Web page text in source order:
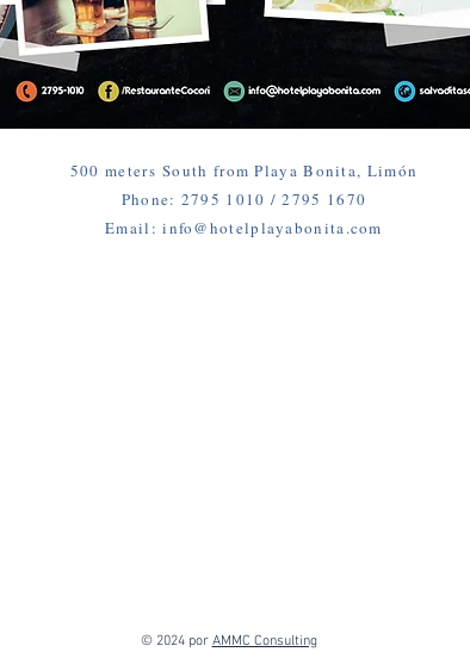
500 meters South from Playa Bonita, Limón
Phone: 2795 1010 / 2795 1670
Email: info@hotelplayabonita.com
© 2024 por AMMC Consulting